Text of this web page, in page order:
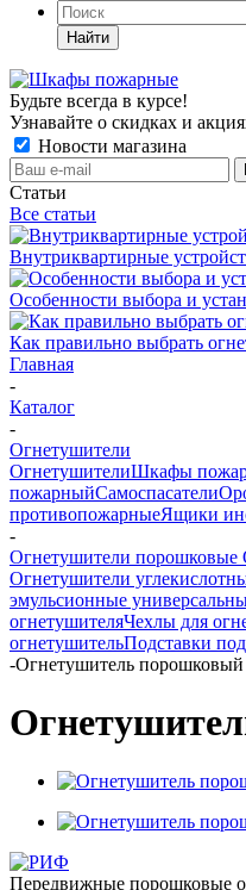
Найти
Будьте всегда в курсе!
Узнавайте о скидках и
Новости магазина
Статьи
Все статьи
Внутриквартирные
Особенности выбора и
Как правильно выбрать
Главная
-
Каталог
-
Огнетушители
ОгнетушителиШкафы
пожарныйСамоспасатели
противопожарныеЯщики
-
Огнетушители
Огнетушители
эмульсионные
огнетушителяЧехлы для
огнетушительПодставки
-Огнетушитель
Передвижные порошковые